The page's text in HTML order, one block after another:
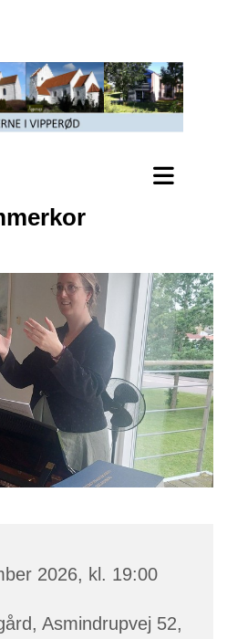
2026, kl. 19:00
Asmindrupvej 52,